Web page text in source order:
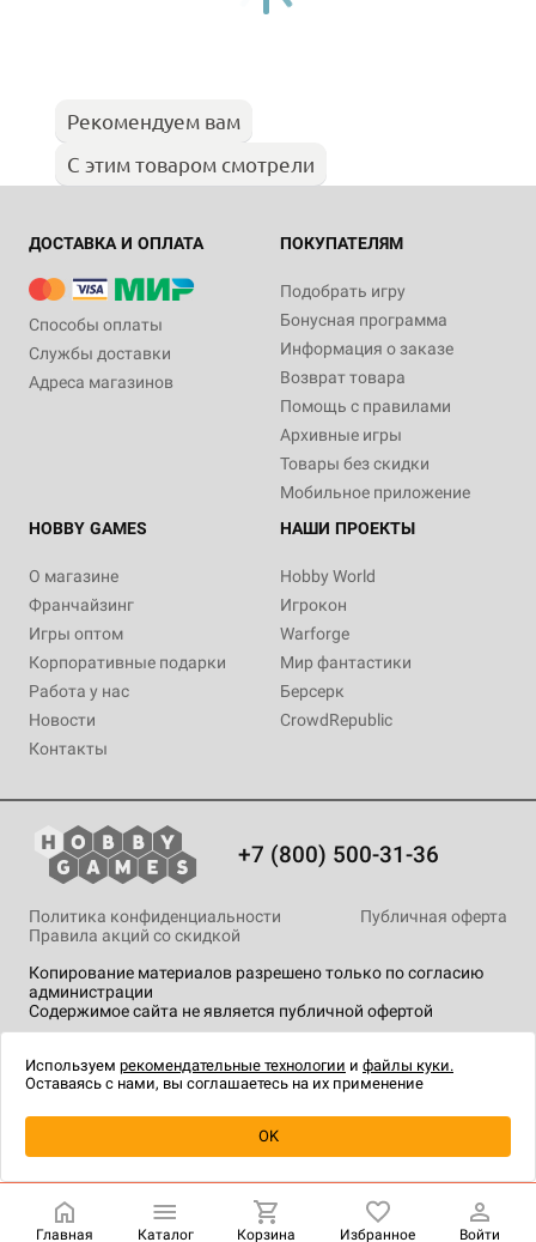
Уведомить о наличии
Рекомендуем вам
С этим товаром смотрели
ДОСТАВКА И ОПЛАТА
Способы оплаты
Службы доставки
Адреса магазинов
ПОКУПАТЕЛЯМ
Подобрать игру
Бонусная программа
Информация о заказе
Возврат товара
Помощь с правилами
Архивные игры
Товары без скидки
Мобильное приложение
HOBBY GAMES
О магазине
Франчайзинг
Игры оптом
Корпоративные подарки
Работа у нас
Новости
Контакты
НАШИ ПРОЕКТЫ
Hobby World
Игрокон
Warforge
Мир фантастики
Берсерк
CrowdRepublic
+7 (800) 500-31-36
Копирование материалов разрешено только по согласию
администрации
Содержимое сайта не является публичной офертой
Политика конфиденциальности
Публичная оферта
Правила акций со скидкой
технологии.
Главная Каталог Корзина Избранное Войти
Используем рекомендательные технологии и файлы куки.
Оставаясь с нами, вы соглашаетесь на их применение
OK